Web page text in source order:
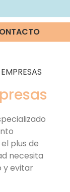
plus de
necesita
y evitar